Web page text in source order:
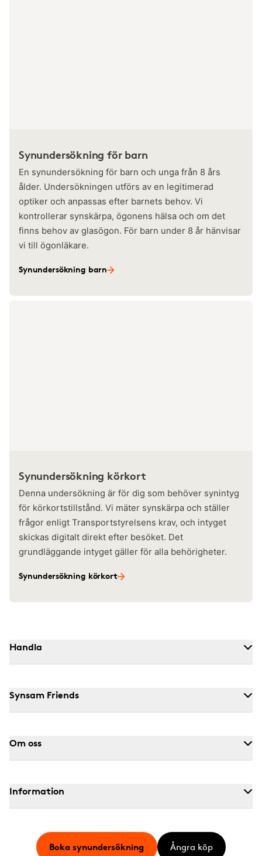
Synundersökning för barn
En synundersökning för barn och unga från 8 års
ålder. Undersökningen utförs av en legitimerad
optiker och anpassas efter barnets behov. Vi
kontrollerar synskärpa, ögonens hälsa och om det
finns behov av glasögon. För barn under 8 år hänvisar
vi till ögonläkare.
Synundersökning barn
Synundersökning körkort
Denna undersökning är för dig som behöver synintyg
för körkortstillstånd. Vi mäter synskärpa och ställer
frågor enligt Transportstyrelsens krav, och intyget
skickas digitalt direkt efter besöket. Det
grundläggande intyget gäller för alla behörigheter.
Synundersökning körkort
Handla
Synsam Friends
Om oss
Information
Boka synundersökning Ångra köp